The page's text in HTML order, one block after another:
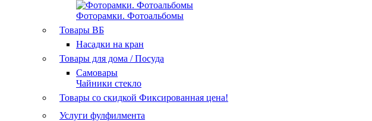
Фоторамки. Фотоальбомы
Товары ВБ
Насадки на кран
Товары для дома / Посуда
Самовары
Чайники стекло
Товары со скидкой Фиксированная цена!
Услуги фулфилмента